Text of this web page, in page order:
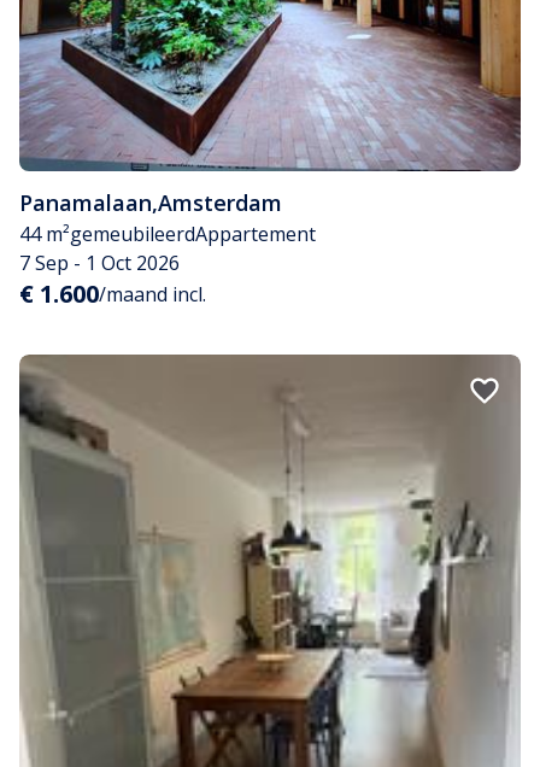
Panamalaan,Amsterdam
44 m²gemeubileerdAppartement
7 Sep - 1 Oct 2026
€ 1.600/maand incl.